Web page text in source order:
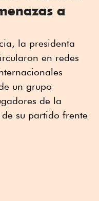
a
la presidenta
en redes
un grupo
de la
su partido frente